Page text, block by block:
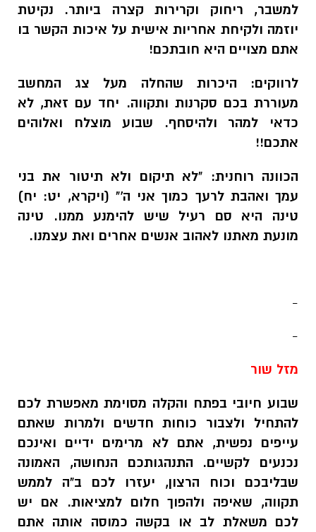
למשבר, ריחוק וקרירות קצרה ביותר. נקיטת
יוזמה ולקיחת אחריות אישית על איכות הקשר בו
אתם מצויים היא חובתכם!
לרווקים: היכרות שהחלה מעל צג המחשב
מעוררת בכם סקרנות ותקווה. יחד עם זאת, לא
כדאי למהר ולהיסחף. שבוע מוצלח ואלוהים
אתכם!!
הכוונה רוחנית: "לא תיקום ולא תיטור את בני
עמך ואהבת לרעך כמוך אני ה'" (ויקרא, יט: יח)
טינה היא סם רעיל שיש להימנע ממנו. טינה
מונעת מאתנו לאהוב אנשים אחרים ואת עצמנו.
-
-
מזל שור
שבוע חיובי בפתח והקלה מסוימת מאפשרת לכם
להתחיל ולצבור כוחות חדשים ולמרות שאתם
עייפים נפשית, אתם לא מרימים ידיים ואינכם
נכנעים לקשיים. התנהגותכם הנחושה, האמונה
שבליבכם וכוח הרצון, יעזרו לכם ב"ה לממש
תקווה, שאיפה ולהפוך חלום למציאות. אם יש
לכם משאלת לב או בקשה כמוסה אותה אתם